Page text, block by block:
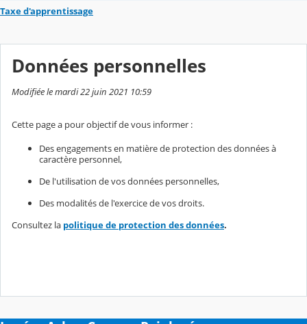
Taxe d'apprentissage
Données personnelles
Modifiée le mardi 22 juin 2021 10:59
Cette page a pour objectif de vous informer :
Des engagements en matière de protection des données à
caractère personnel,
De l'utilisation de vos données personnelles,
Des modalités de l'exercice de vos droits.
Consultez la politique de protection des données.